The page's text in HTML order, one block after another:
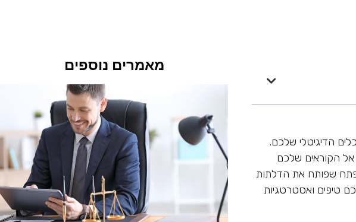
הדיגיטלי שלכם.
אל הקוראים שלכם
שפותח את הדלתות
טיפים ואסטרטגיות
מאמרים נוספים